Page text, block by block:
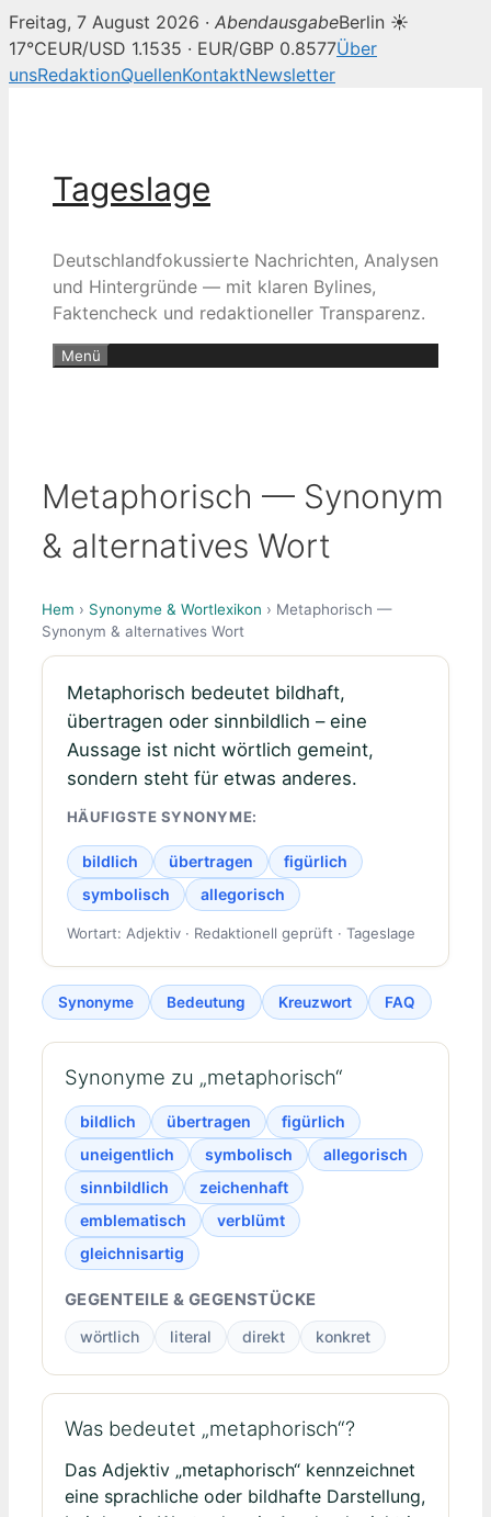
Freitag, 7 August 2026 · AbendausgabeBerlin ☀
17°CEUR/USD 1.1535 · EUR/GBP 0.8577Über
unsRedaktionQuellenKontaktNewsletter
Tageslage
Deutschlandfokussierte Nachrichten, Analysen
und Hintergründe — mit klaren Bylines,
Faktencheck und redaktioneller Transparenz.
Menü
Metaphorisch — Synonym
& alternatives Wort
Hem › Synonyme & Wortlexikon › Metaphorisch —
Synonym & alternatives Wort
Metaphorisch bedeutet bildhaft,
übertragen oder sinnbildlich – eine
Aussage ist nicht wörtlich gemeint,
sondern steht für etwas anderes.
HÄUFIGSTE SYNONYME:
bildlich übertragen
figürlich
symbolisch
allegorisch
Wortart: Adjektiv · Redaktionell geprüft · Tageslage
Synonyme Bedeutung Kreuzwort FAQ
Synonyme zu „metaphorisch“
bildlich übertragen
figürlich
uneigentlich
symbolisch
allegorisch
sinnbildlich
zeichenhaft
emblematisch
verblümt
gleichnisartig
GEGENTEILE & GEGENSTÜCKE
wörtlich literal direkt konkret
Was bedeutet „metaphorisch“?
Das Adjektiv „metaphorisch“ kennzeichnet
eine sprachliche oder bildhafte Darstellung,